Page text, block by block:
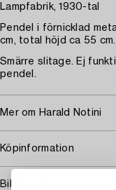
Lampfabrik, 1930-tal
Pendel i förnicklad
cm, total höjd ca 55 cm.
Smärre slitage. Ej
pendel.
Mer om Harald Notini
Köpinformation
Bildrättigheter